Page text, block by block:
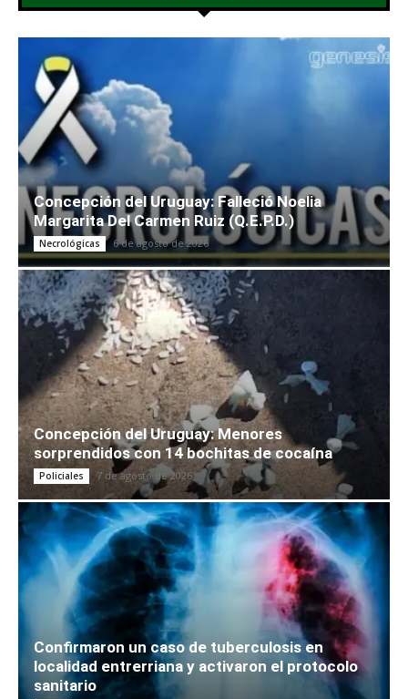
Concepción del Uruguay: Falleció Noelia
Margarita Del Carmen Ruiz (Q.E.P.D.)
Necrológicas 6 de agosto de 2026
Concepción del Uruguay: Menores
sorprendidos con 14 bochitas de cocaína
Policiales 7 de agosto de 2026
Confirmaron un caso de tuberculosis en
localidad entrerriana y activaron el protocolo
sanitario